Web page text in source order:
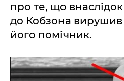
про те, що
до Кобзона вирушив
його помічник.